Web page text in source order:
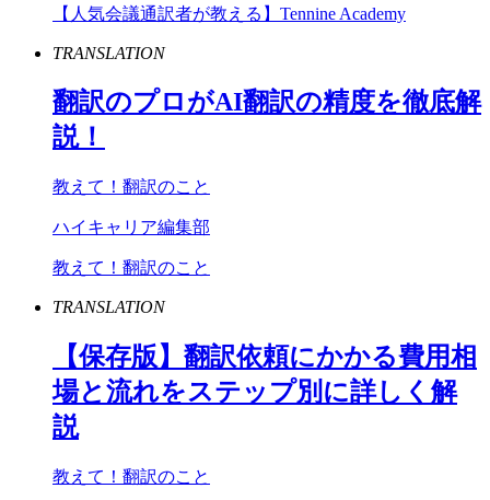
【人気会議通訳者が教える】Tennine Academy
TRANSLATION
翻訳のプロがAI翻訳の精度を徹底解
説！
教えて！翻訳のこと
ハイキャリア編集部
教えて！翻訳のこと
TRANSLATION
【保存版】翻訳依頼にかかる費用相
場と流れをステップ別に詳しく解
説
教えて！翻訳のこと